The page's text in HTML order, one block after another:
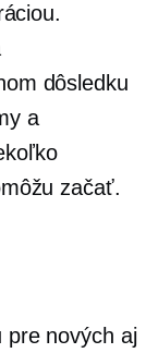
dôsledku
a
začať.
pre nových aj